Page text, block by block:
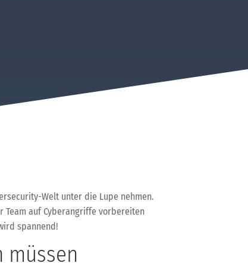
Welt unter die Lupe nehmen.
Team auf Cyberangriffe vorbereiten
spannend!
müssen